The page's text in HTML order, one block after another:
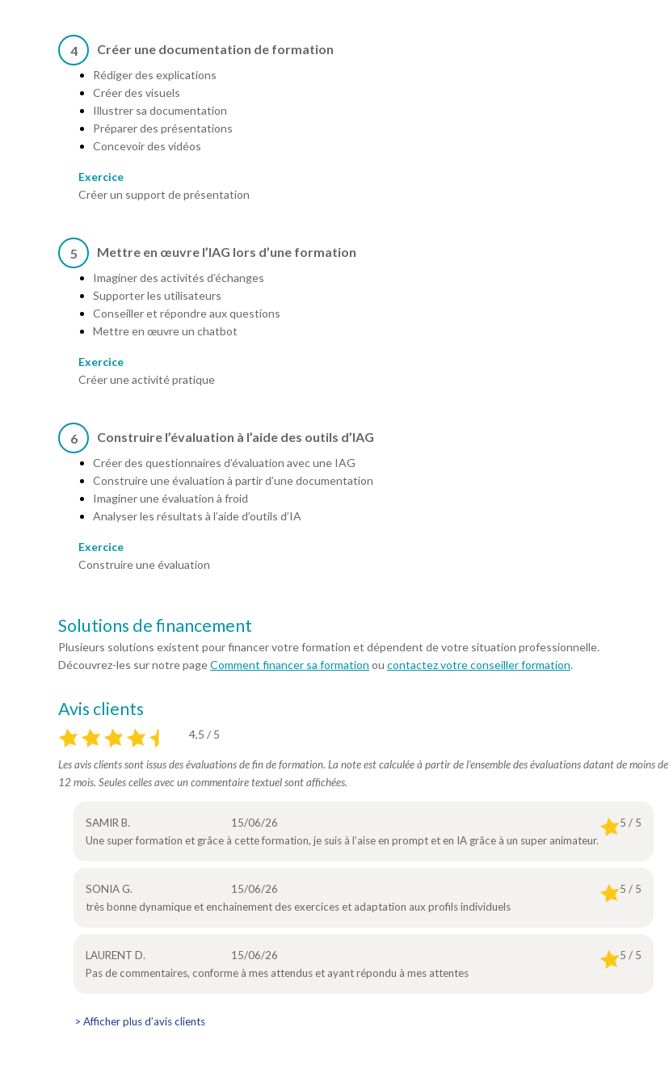
4 Créer une documentation de formation
Rédiger des explications
Créer des visuels
Illustrer sa documentation
Préparer des présentations
Concevoir des vidéos
Exercice
Créer un support de présentation
5 Mettre en œuvre l’IAG lors d’une formation
Imaginer des activités d’échanges
Supporter les utilisateurs
Conseiller et répondre aux questions
Mettre en œuvre un chatbot
Exercice
Créer une activité pratique
6 Construire l’évaluation à l’aide des outils d’IAG
Créer des questionnaires d’évaluation avec une IAG
Construire une évaluation à partir d’une documentation
Imaginer une évaluation à froid
Analyser les résultats à l’aide d’outils d’IA
Exercice
Construire une évaluation
Solutions de financement
Plusieurs solutions existent pour financer votre formation et dépendent de votre situation professionnelle.
Découvrez-les sur notre pageComment financer sa formation ou contactez votre conseiller formation.
Avis clients
4,5 / 5
Les avis clients sont issus des évaluations de fin de formation. La note est calculée à partir de l’ensemble des évaluations datant de moins de
12 mois. Seules celles avec un commentaire textuel sont affichées.
SAMIR B. 15/06/26
5 / 5
Une super formation et grâce à cette formation, je suis à l’aise en prompt et en IA grâce à un super animateur.
SONIA G. 15/06/26
5 / 5
très bonne dynamique et enchainement des exercices et adaptation aux profils individuels
LAURENT D. 15/06/26
5 / 5
Pas de commentaires, conforme à mes attendus et ayant répondu à mes attentes
> Afficher plus d’avis clients